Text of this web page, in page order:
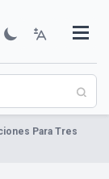
Para Tres